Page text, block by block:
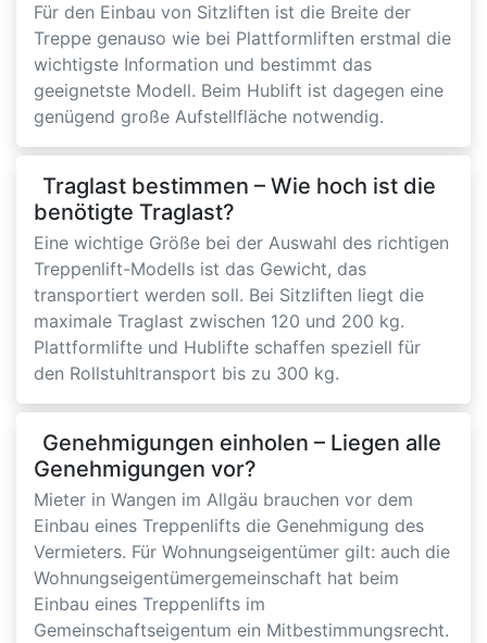
Für den Einbau von Sitzliften ist die Breite der
Treppe genauso wie bei Plattformliften erstmal die
wichtigste Information und bestimmt das
geeignetste Modell. Beim Hublift ist dagegen eine
genügend große Aufstellfläche notwendig.
Traglast bestimmen – Wie hoch ist die
benötigte Traglast?
Eine wichtige Größe bei der Auswahl des richtigen
Treppenlift-Modells ist das Gewicht, das
transportiert werden soll. Bei Sitzliften liegt die
maximale Traglast zwischen 120 und 200 kg.
Plattformlifte und Hublifte schaffen speziell für
den Rollstuhltransport bis zu 300 kg.
Genehmigungen einholen – Liegen alle
Genehmigungen vor?
Mieter in Wangen im Allgäu brauchen vor dem
Einbau eines Treppenlifts die Genehmigung des
Vermieters. Für Wohnungseigentümer gilt: auch die
Wohnungseigentümergemeinschaft hat beim
Einbau eines Treppenlifts im
Gemeinschaftseigentum ein Mitbestimmungsrecht.